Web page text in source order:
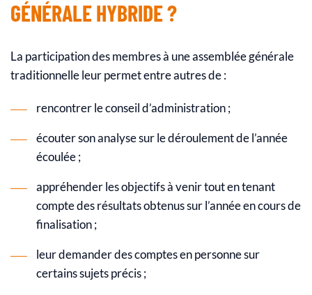
GÉNÉRALE HYBRIDE ?
La participation des membres à une assemblée générale
traditionnelle leur permet entre autres de :
rencontrer le conseil d’administration ;
écouter son analyse sur le déroulement de l’année
écoulée ;
appréhender les objectifs à venir tout en tenant
compte des résultats obtenus sur l’année en cours de
finalisation ;
leur demander des comptes en personne sur
certains sujets précis ;